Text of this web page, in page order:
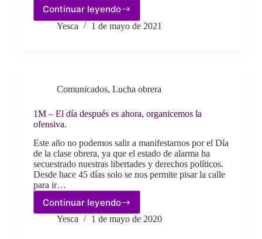
Continuar leyendo
1M
–
precariedad
la
Yesca 1 de mayo de 2021
Comunicados, Lucha obrera
1M – El día después es ahora, organicemos la
ofensiva.
Este año no podemos salir a manifestarnos por el Día
de la clase obrera, ya que el estado de alarma ha
secuestrado nuestras libertades y derechos políticos.
Desde hace 45 días solo se nos permite pisar la calle
para ir…
Continuar leyendo
1M
–
Yesca 1 de mayo de 2020